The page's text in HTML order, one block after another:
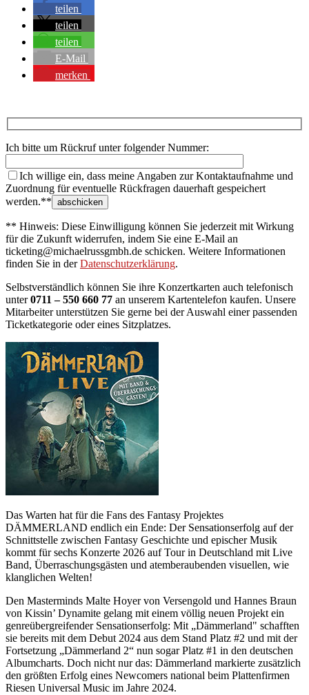
teilen
teilen
teilen
E-Mail
merken
Ich bitte um Rückruf unter folgender Nummer:
Ich willige ein, dass meine Angaben zur Kontaktaufnahme und
Zuordnung für eventuelle Rückfragen dauerhaft gespeichert
werden.**
** Hinweis: Diese Einwilligung können Sie jederzeit mit Wirkung
für die Zukunft widerrufen, indem Sie eine E-Mail an
ticketing@michaelrussgmbh.de schicken. Weitere Informationen
finden Sie in derDatenschutzerklärung.
Selbstverständlich können Sie ihre Konzertkarten auch telefonisch
unter0711 – 550 660 77 an unserem Kartentelefon kaufen. Unsere
Mitarbeiter unterstützen Sie gerne bei der Auswahl einer passenden
Ticketkategorie oder eines Sitzplatzes.
Das Warten hat für die Fans des Fantasy Projektes
DÄMMERLAND endlich ein Ende: Der Sensationserfolg auf der
Schnittstelle zwischen Fantasy Geschichte und epischer Musik
kommt für sechs Konzerte 2026 auf Tour in Deutschland mit Live
Band, Überraschungsgästen und atemberaubenden visuellen, wie
klanglichen Welten!
Den Masterminds Malte Hoyer von Versengold und Hannes Braun
von Kissin’ Dynamite gelang mit einem völlig neuen Projekt ein
genreübergreifender Sensationserfolg: Mit „Dämmerland" schafften
sie bereits mit dem Debut 2024 aus dem Stand Platz #2 und mit der
Fortsetzung „Dämmerland 2“ nun sogar Platz #1 in den deutschen
Albumcharts. Doch nicht nur das: Dämmerland markierte zusätzlich
den größten Erfolg eines Newcomers national beim Plattenfirmen
Riesen Universal Music im Jahre 2024.